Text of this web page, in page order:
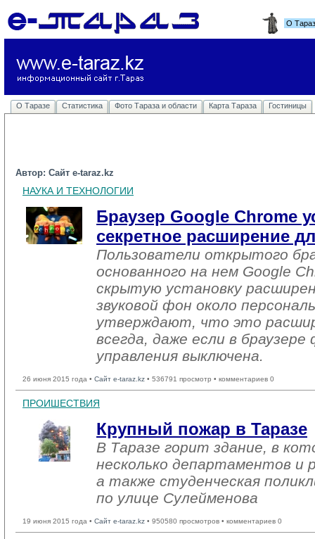
О
О Таразе Статистика Фото Тараза и области Карта Тараза Гостиницы
Автор: Сайт e-taraz.kz
НАУКА И ТЕХНОЛОГИИ
Браузер Google Chrome
секретное расширение
Пользователи открытого
основанного на нем Google
скрытую установку
звуковой фон около
утверждают, что это
всегда, даже если в браузере
управления выключена.
26 июня 2015 года • Сайт e-taraz.kz • 536791 просмотр • комментариев 0
ПРОИШЕСТВИЯ
Крупный пожар в Таразе
В Таразе горит здание, в
несколько департаментов и
а также студенческая
по улице Сулейменова
19 июня 2015 года • Сайт e-taraz.kz • 950580 просмотров • комментариев 0